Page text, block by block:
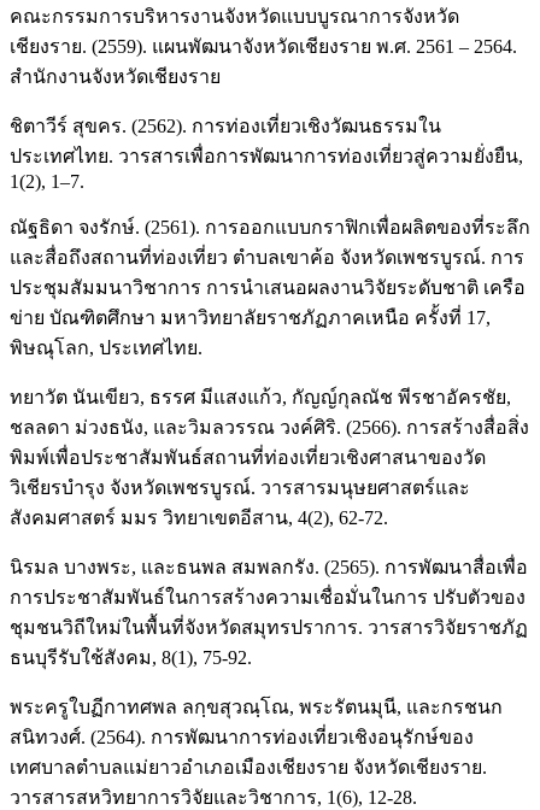
คณะกรรมการบริหารงานจังหวัดแบบบูรณาการจังหวัด
เชียงราย. (2559). แผนพัฒนาจังหวัดเชียงราย พ.ศ. 2561 – 2564.
สำนักงานจังหวัดเชียงราย
ชิตาวีร์ สุขคร. (2562). การท่องเที่ยวเชิงวัฒนธรรมใน
ประเทศไทย. วารสารเพื่อการพัฒนาการท่องเที่ยวสู่ความยั่งยืน,
1(2), 1–7.
ณัฐธิดา จงรักษ์. (2561). การออกแบบกราฟิกเพื่อผลิตของที่ระลึก
และสื่อถึงสถานที่ท่องเที่ยว ตำบลเขาค้อ จังหวัดเพชรบูรณ์. การ
ประชุมสัมมนาวิชาการ การนำเสนอผลงานวิจัยระดับชาติ เครือ
ข่าย บัณฑิตศึกษา มหาวิทยาลัยราชภัฏภาคเหนือ ครั้งที่ 17,
พิษณุโลก, ประเทศไทย.
ทยาวัต นันเขียว, ธรรศ มีแสงแก้ว, กัญญ์กุลณัช พีรชาอัครชัย,
ชลลดา ม่วงธนัง, และวิมลวรรณ วงค์ศิริ. (2566). การสร้างสื่อสิ่ง
พิมพ์เพื่อประชาสัมพันธ์สถานที่ท่องเที่ยวเชิงศาสนาของวัด
วิเชียรบำรุง จังหวัดเพชรบูรณ์. วารสารมนุษยศาสตร์และ
สังคมศาสตร์ มมร วิทยาเขตอีสาน, 4(2), 62-72.
นิรมล บางพระ, และธนพล สมพลกรัง. (2565). การพัฒนาสื่อเพื่อ
การประชาสัมพันธ์ในการสร้างความเชื่อมั่นในการ ปรับตัวของ
ชุมชนวิถีใหม่ในพื้นที่จังหวัดสมุทรปราการ. วารสารวิจัยราชภัฏ
ธนบุรีรับใช้สังคม, 8(1), 75-92.
พระครูใบฏีกาทศพล ลกฺขสุวณฺโณ, พระรัตนมุนี, และกรชนก
สนิทวงศ์. (2564). การพัฒนาการท่องเที่ยวเชิงอนุรักษ์ของ
เทศบาลตำบลแม่ยาวอำเภอเมืองเชียงราย จังหวัดเชียงราย.
วารสารสหวิทยาการวิจัยและวิชาการ, 1(6), 12-28.